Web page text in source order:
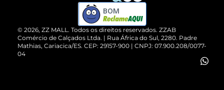
Cartão Presente
Vendas Corporativas
Compre pelo WhatsApp
© 2026, ZZ MALL. Todos os direitos reservados. ZZAB
Comércio de Calçados Ltda. | Rua África do Sul, 2280. Padre
Mathias, Cariacica/ES. CEP: 29157-900 | CNPJ: 07.900.208/0077-
04
BOM